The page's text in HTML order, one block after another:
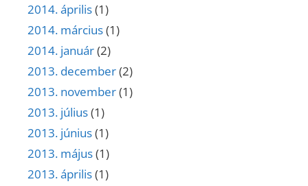
2014. április(1)
2014. március(1)
2014. január(2)
2013. december(2)
2013. november(1)
2013. július(1)
2013. június(1)
2013. május(1)
2013. április(1)